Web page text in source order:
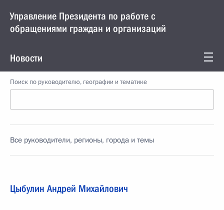
Управление Президента по работе с
обращениями граждан и организаций
Новости
Поиск по руководителю, географии и тематике
Все руководители, регионы, города и темы
Цыбулин Андрей Михайлович